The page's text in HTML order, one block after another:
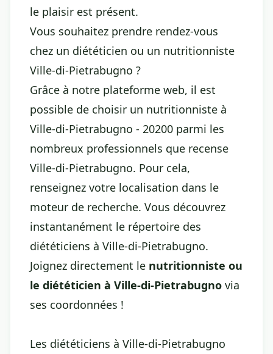
le plaisir est présent.
Vous souhaitez prendre rendez-vous
chez un diététicien ou un nutritionniste
Ville-di-Pietrabugno ?
Grâce à notre plateforme web, il est
possible de choisir un nutritionniste à
Ville-di-Pietrabugno - 20200 parmi les
nombreux professionnels que recense
Ville-di-Pietrabugno. Pour cela,
renseignez votre localisation dans le
moteur de recherche. Vous découvrez
instantanément le répertoire des
diététiciens à Ville-di-Pietrabugno.
Joignez directement le nutritionniste ou
le diététicien à Ville-di-Pietrabugno via
ses coordonnées !
Les diététiciens à Ville-di-Pietrabugno